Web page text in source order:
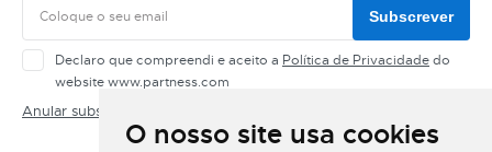
O nosso site usa cookies
Subscrever
Declaro que compreendi e aceito a Política de Privacidadedo
website www.partness.com
Anular subscrição